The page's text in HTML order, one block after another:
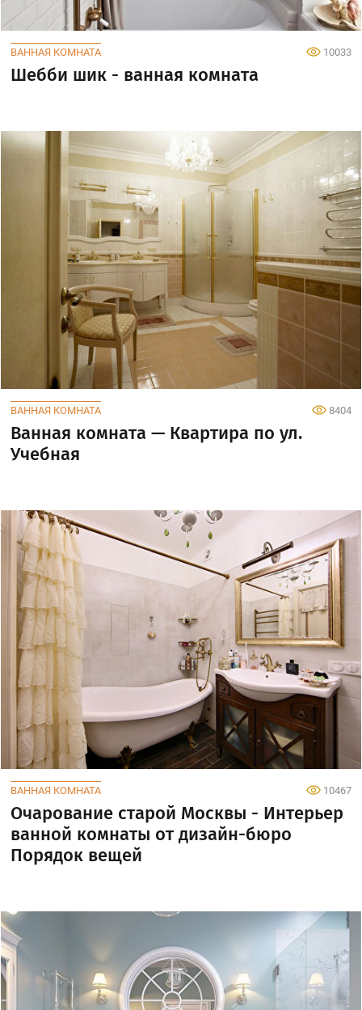
ВАННАЯ КОМНАТА 10033
Шебби шик - ванная комната
ВАННАЯ КОМНАТА 8404
Ванная комната — Квартира по ул.
Учебная
ВАННАЯ КОМНАТА 10467
Очарование старой Москвы - Интерьер
ванной комнаты от дизайн-бюро
Порядок вещей